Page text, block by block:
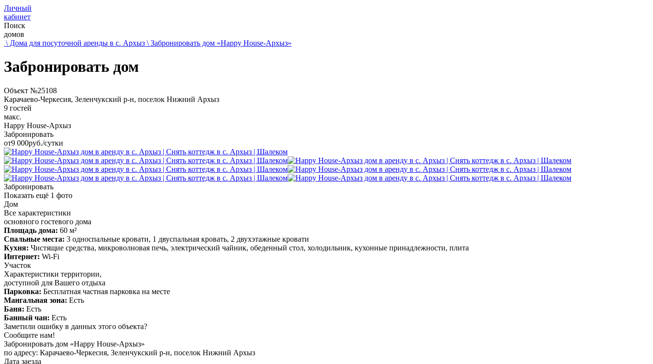
Личный
кабинет
Поиск
домов
\ Дома для посуточной аренды в с. Архыз \ Забронировать дом «Happy House-Архыз»
Забронировать дом
Объект №25108
Карачаево-Черкесия, Зеленчукский р-н, поселок Нижний Архыз
9 гостей
макс.
Happy House-Архыз
Забронировать
от9 000руб./сутки
Забронировать
Показать ещё 1 фото
Дом
Все характеристики
основного гостевого дома
Площадь дома: 60 м²
Спальные места: 3 односпальные кровати, 1 двуспальная кровать, 2 двухэтажные кровати
Кухня: Чистящие средства, микроволновая печь, электрический чайник, обеденный стол, холодильник, кухонные принадлежности, плита
Интернет: Wi-Fi
Участок
Характеристики территории,
доступной для Вашего отдыха
Парковка: Бесплатная частная парковка на месте
Мангальная зона: Есть
Баня: Есть
Банный чан: Есть
Заметили ошибку в данных этого объекта?
Сообщите нам!
Забронировать дом «Happy House-Архыз»
по адресу: Карачаево-Черкесия, Зеленчукский р-н, поселок Нижний Архыз
Дата заезда